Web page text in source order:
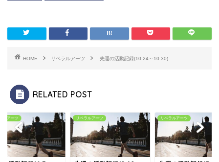
HOME リベラルアーツ 先週の活動記録(10.24～10.30)
RELATED POST
ルアーツ リベラルアーツ リベラルアーツ